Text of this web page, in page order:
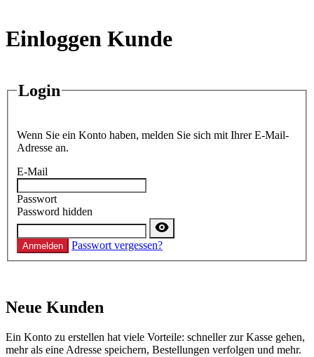
Einloggen Kunde
Login
Wenn Sie ein Konto haben, melden Sie sich mit Ihrer E-Mail-
Adresse an.
E-Mail
Passwort
Password hidden
Anmelden Passwort vergessen?
Neue Kunden
Ein Konto zu erstellen hat viele Vorteile: schneller zur Kasse gehen,
mehr als eine Adresse speichern, Bestellungen verfolgen und mehr.